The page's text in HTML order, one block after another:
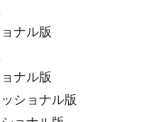
ナル版
ナル版
ショナル版